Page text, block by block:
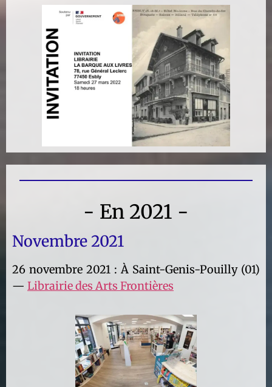
- En 2021 -
Novembre 2021
26 novembre 2021 : À Saint-Genis-Pouilly (01)
— Librairie des Arts Frontières